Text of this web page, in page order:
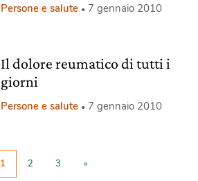
Persone e salute 7 gennaio 2010
Il dolore reumatico di tutti i
giorni
Persone e salute 7 gennaio 2010
1 2 3 »